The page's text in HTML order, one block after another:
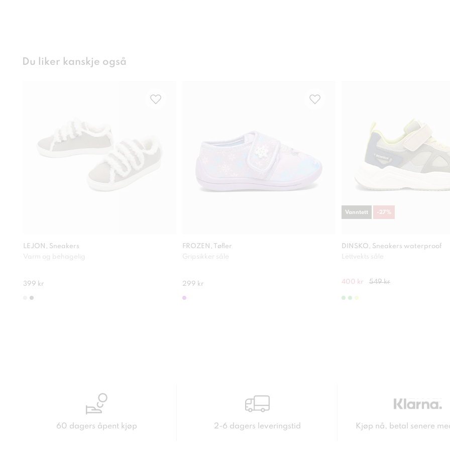
Du liker kanskje også
LEJON, Sneakers
Varm og behagelig
399 kr
FROZEN, Tøfler
Gripsikker såle
299 kr
DINSKO, Sneakers waterproof
Lettvekts såle
400 kr 549 kr
Vanntett -27%
60 dagers åpent kjøp 2-6 dagers leveringstid Kjøp nå, betal senere